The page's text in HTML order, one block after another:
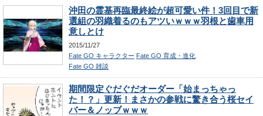
沖田の霊基再臨最終絵が超可愛い件！3回目で新
選組の羽織着るのもアツいｗｗｗ羽根と歯車用
意しとけ
2015/11/27
Fate GO キャラクター Fate GO 育成・進化
Fate GO 雑談
期間限定ぐだぐだオーダー「始まっちゃっ
た！？」更新！まさかの参戦に驚き合う桜セイ
バー＆ノッブｗｗｗ